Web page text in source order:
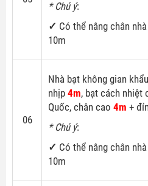
* Chú ý:
✓ Có thể nâng chân
10m
06
Nhà bạt không gian
nhịp 4m, bạt cách nhiệt
Quốc, chân cao 4m +
* Chú ý:
✓ Có thể nâng chân
10m